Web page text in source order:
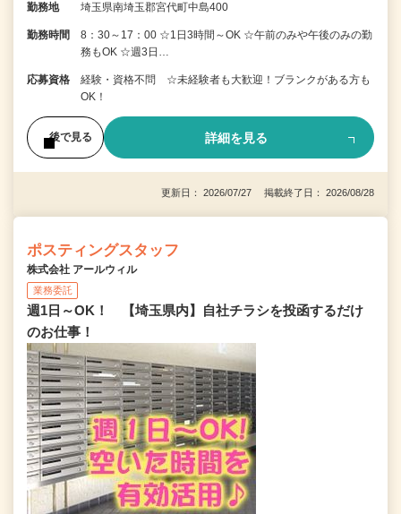
勤務地 埼玉県南埼玉郡宮代町中島400
勤務時間
8：30～17：00 ☆1日3時間～OK ☆午前のみや午後のみの勤
務もOK ☆週3日…
応募資格
経験・資格不問 ☆未経験者も大歓迎！ブランクがある方も
OK！
後で見る 詳細を見る
更新日： 2026/07/27 掲載終了日： 2026/08/28
ポスティングスタッフ
株式会社 アールウィル
業務委託
週1日～OK！ 【埼玉県内】自社チラシを投函するだけ
のお仕事！